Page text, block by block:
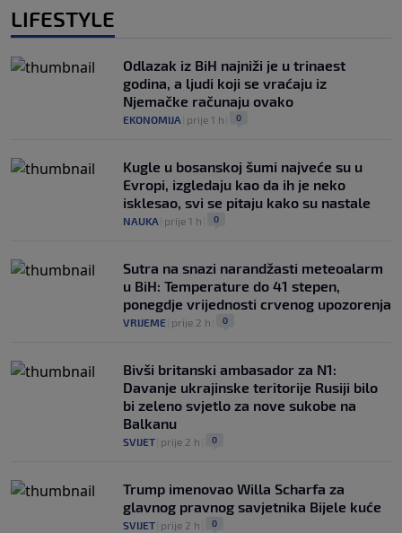
LIFESTYLE
Odlazak iz BiH najniži je u trinaest
godina, a ljudi koji se vraćaju iz
Njemačke računaju ovako
EKONOMIJA prije 1 h 0
Kugle u bosanskoj šumi najveće su u
Evropi, izgledaju kao da ih je neko
isklesao, svi se pitaju kako su nastale
NAUKA prije 1 h 0
Sutra na snazi narandžasti meteoalarm
u BiH: Temperature do 41 stepen,
ponegdje vrijednosti crvenog upozorenja
VRIJEME prije 2 h 0
Bivši britanski ambasador za N1:
Davanje ukrajinske teritorije Rusiji bilo
bi zeleno svjetlo za nove sukobe na
Balkanu
SVIJET prije 2 h 0
Trump imenovao Willa Scharfa za
glavnog pravnog savjetnika Bijele kuće
SVIJET prije 2 h 0